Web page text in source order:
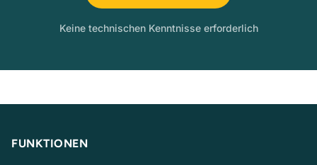
Keine technischen Kenntnisse erforderlich
FUNKTIONEN